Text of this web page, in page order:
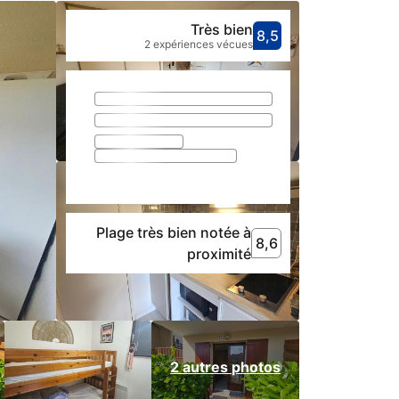
2 autres photos
Avec une
8,5très bien
Très bien
2 expériences vécues
8,6
8,6 Plage très bien
Plage très bien notée à
proximité